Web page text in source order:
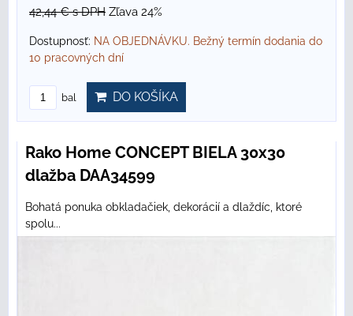
42,44 €s DPH Zľava 24%
Dostupnosť: NA OBJEDNÁVKU. Bežný termín dodania do
10 pracovných dní
bal DO KOŠÍKA
Rako Home CONCEPT BIELA 30x30
dlažba DAA34599
Bohatá ponuka obkladačiek, dekorácií a dlaždíc, ktoré
spolu...